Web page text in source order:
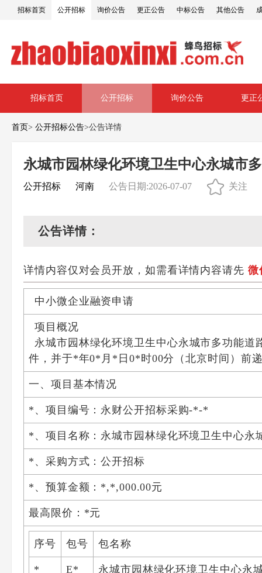
招标首页 公开招标 询价公告 更正公告 中标公告 其他公告
招标首页 公开招标 询价公告 更正
首页> 公开招标公告>公告详情
永城市园林绿化环境卫生中心永城市
公开招标 河南 公告日期:2026-07-07 关注
公告详情：
详情内容仅对会员开放，如需看详情内容请先 微
中小微企业融资申请
项目概况
永城市园林绿化环境卫生中心永城市多功能道
件，并于*年0*月*日0*时00分 （北京时间）前
一、项目基本情况
*、项目编号：永财公开招标采购-*-*
*、项目名称：永城市园林绿化环境卫生中心永
*、采购方式：公开招标
*、预算金额：*,*,000.00元
最高限价：*元
序号 包号 包名称
* E* 永城市园林绿化环境卫生中心永